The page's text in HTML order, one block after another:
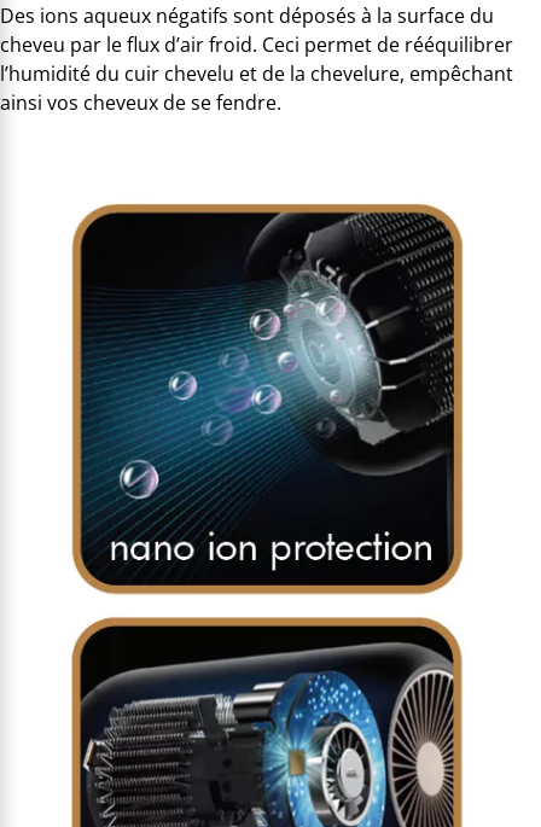
Des ions aqueux négatifs sont déposés à la surface du
cheveu par le flux d’air froid. Ceci permet de rééquilibrer
l’humidité du cuir chevelu et de la chevelure, empêchant
ainsi vos cheveux de se fendre.